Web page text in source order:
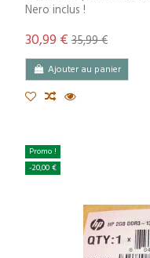
Nero inclus !
30,99 € 35,99 €
Ajouter au panier
Promo !
-20,00 €